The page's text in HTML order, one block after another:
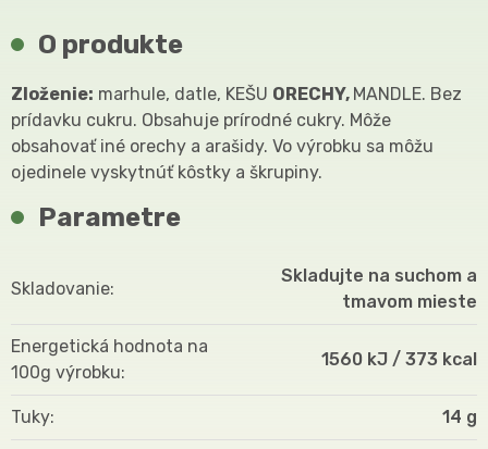
O produkte
Zloženie: marhule, datle, KEŠU ORECHY, MANDLE. Bez
prídavku cukru. Obsahuje prírodné cukry. Môže
obsahovať iné orechy a arašidy. Vo výrobku sa môžu
ojedinele vyskytnúť kôstky a škrupiny.
Parametre
Skladovanie
Skladujte na suchom a
tmavom mieste
Energetická hodnota na
100g výrobku
1560 kJ / 373 kcal
Tuky 14 g